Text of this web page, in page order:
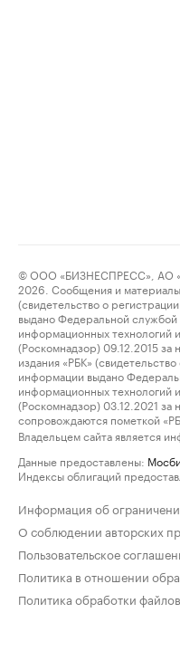
© ООО «БИЗНЕСПРЕСС», АО
2026. Сообщения и
(свидетельство о
выдано Федеральной службой
информационных технологий
(Роскомнадзор) 09.12.2015
издания «РБК»
информации выдано
информационных технологий
(Роскомнадзор) 03.12.2021
сопровождаются пометкой
Владельцем сайта является
Данные предоставлены:
Индексы облигаций
Информация об
О соблюдении авторских
Пользовательское
Политика в отношении
Политика обработки